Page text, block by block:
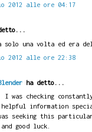
2012 alle ore 04:17
solo una volta ed era
2012 alle ore 22:38
ha detto...
I was checking
helpful information
seeking this
good luck.